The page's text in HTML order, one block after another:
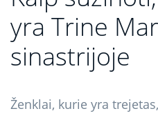
yra Trine
sinastrijoje
Ženklai, kurie yra